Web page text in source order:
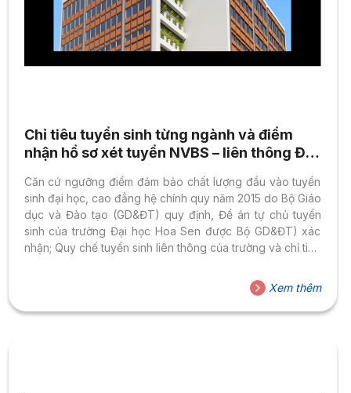
Chỉ tiêu tuyển sinh từng ngành và điểm
nhận hồ sơ xét tuyển NVBS – liên thông ĐH
Căn cứ ngưỡng điểm đảm bảo chất lượng đầu vào tuyển
sinh đại học, cao đẳng hệ chính quy năm 2015 do Bộ Giáo
dục và Đào tạo (GD&ĐT) quy định, Đề án tự chủ tuyển
sinh của trường Đại học Hoa Sen được Bộ GD&ĐT) xác
nhận; Quy chế tuyển sinh liên thông của trường và chỉ tiêu
việc xét tuyển nguyện vọng bổ sung và tiêu chí xét điểm
trúng tuyển dành cho thí sinh liên thông đại học chính quy
năm 2015 như sau: 1. Các...
Xem thêm